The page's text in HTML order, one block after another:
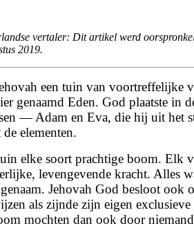
vertaler: Dit artikel werd
2019.
een tuin van voortreffelijke
genaamd Eden. God plaatste in
— Adam en Eva, die hij uit het
elementen.
elke soort prachtige boom. Elk
levengevende kracht. Alles
Jehovah God besloot ook
als zijnde zijn eigen
mochten dan ook door